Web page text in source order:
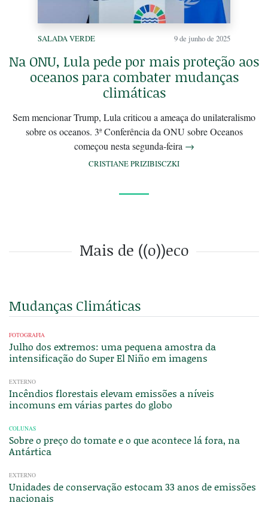
SALADA VERDE 9 de junho de 2025
Na ONU, Lula pede por mais proteção aos
oceanos para combater mudanças
climáticas
Sem mencionar Trump, Lula criticou a ameaça do unilateralismo
sobre os oceanos. 3ª Conferência da ONU sobre Oceanos
começou nesta segunda-feira →
CRISTIANE PRIZIBISCZKI
Mais de ((o))eco
Mudanças Climáticas
FOTOGRAFIA
Julho dos extremos: uma pequena amostra da
intensificação do Super El Niño em imagens
EXTERNO
Incêndios florestais elevam emissões a níveis
incomuns em várias partes do globo
COLUNAS
Sobre o preço do tomate e o que acontece lá fora, na
Antártica
EXTERNO
Unidades de conservação estocam 33 anos de emissões
nacionais